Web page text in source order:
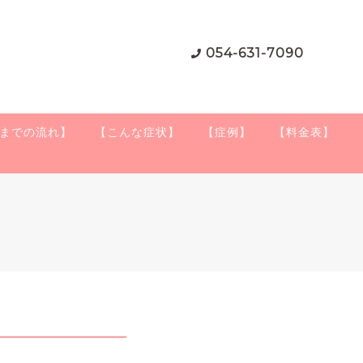
054-631-7090
での流れ】 【こんな症状】 【症例】
【料金表】